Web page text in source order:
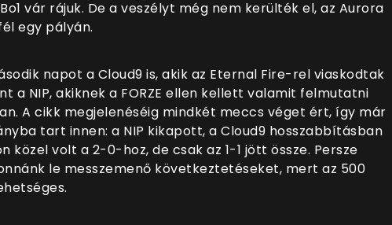
vár rájuk. De a veszélyt még nem kerülték el, az Aurora
egy pályán.
napot a Cloud9 is, akik az Eternal Fire-rel viaskodtak
a NIP, akiknek a FORZE ellen kellett valamit felmutatni
A cikk megjelenéséig mindkét meccs véget ért, így már
tart innen: a NIP kikapott, a Cloud9 hosszabbításban
közel volt a 2-0-hoz, de csak az 1-1 jött össze. Persze
le messzemenő következtetéseket, mert az 500